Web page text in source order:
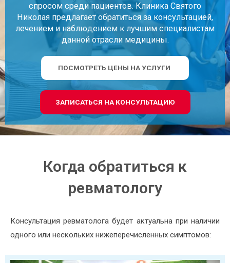
спросом среди пациентов. Клиника Святого
Николая предлагает обратиться за консультацией,
лечением и наблюдением к лучшим специалистам
данной отрасли медицины.
ПОСМОТРЕТЬ ЦЕНЫ НА УСЛУГИ
ЗАПИСАТЬСЯ НА КОНСУЛЬТАЦИЮ
Когда обратиться к
ревматологу
Консультация ревматолога будет актуальна при наличии
одного или нескольких нижеперечисленных симптомов: